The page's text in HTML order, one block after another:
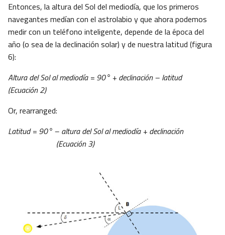
Entonces, la altura del Sol del mediodía, que los primeros
navegantes medían con el astrolabio y que ahora podemos
medir con un teléfono inteligente, depende de la época del
año (o sea de la declinación solar) y de nuestra latitud (figura
6):
Altura del Sol al mediodía = 90° + declinación – latitud
(Ecuación 2)
Or, rearranged:
Latitud = 90° – altura del Sol al mediodía + declinación
(Ecuación 3)